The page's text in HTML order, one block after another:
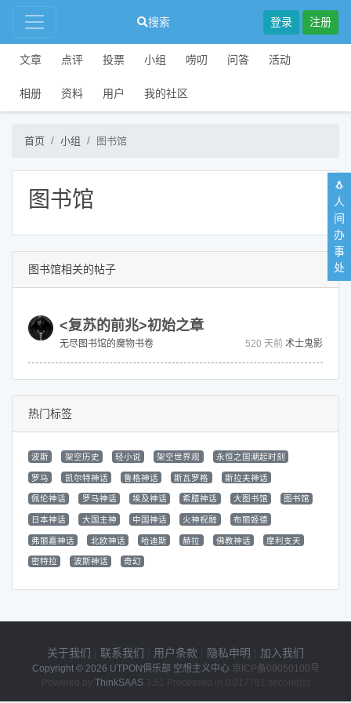
搜索 登录 注册
文章 点评 投票 小组 唠叨 问答 活动
相册 资料 用户 我的社区
首页 小组 图书馆
图书馆
图书馆相关的帖子
<复苏的前兆>初始之章
无尽图书馆的魔物书卷 520 天前 术士鬼影
热门标签
波斯 架空历史 轻小说 架空世界观 永恒之国潮起时刻
罗马 凯尔特神话 鲁格神话 斯瓦罗格 斯拉夫神话
佩伦神话 罗马神话 埃及神话 希腊神话 大图书馆 图书馆
日本神话 大国主神 中国神话 火神祝融 布丽姬德
弗丽嘉神话 北欧神话 哈迪斯 赫拉 佛教神话 摩利支天
密特拉 波斯神话 奇幻
关于我们 联系我们 用户条款 隐私申明 加入我们
Copyright © 2026 UTPON俱乐部 空想主义中心 京ICP备09050100号
Powered by ThinkSAAS3.51 Processed in 0.017781 second(s)
🐧
人
间
办
事
处